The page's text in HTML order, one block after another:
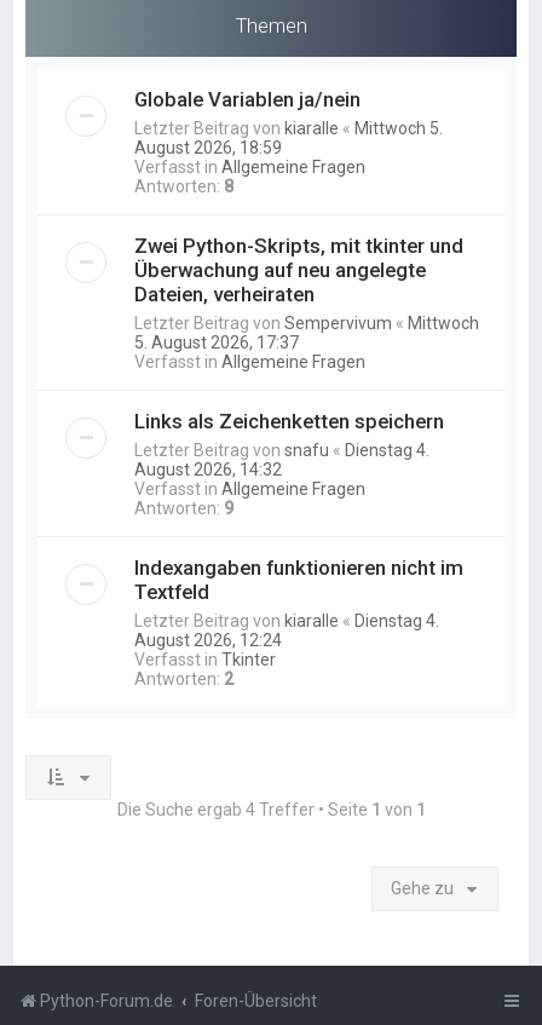
Themen
Globale Variablen ja/nein
Letzter Beitrag von kiaralle « Mittwoch 5.
August 2026, 18:59
Verfasst inAllgemeine Fragen
Antworten: 8
Zwei Python-Skripts, mit tkinter und
Überwachung auf neu angelegte
Dateien, verheiraten
Letzter Beitrag vonSempervivum « Mittwoch
5. August 2026, 17:37
Verfasst inAllgemeine Fragen
Links als Zeichenketten speichern
Letzter Beitrag vonsnafu « Dienstag 4.
August 2026, 14:32
Verfasst inAllgemeine Fragen
Antworten: 9
Indexangaben funktionieren nicht im
Textfeld
Letzter Beitrag von kiaralle « Dienstag 4.
August 2026, 12:24
Verfasst inTkinter
Antworten: 2
Die Suche ergab 4 Treffer • Seite 1 von 1
Gehe zu
Python-Forum.de Foren-Übersicht